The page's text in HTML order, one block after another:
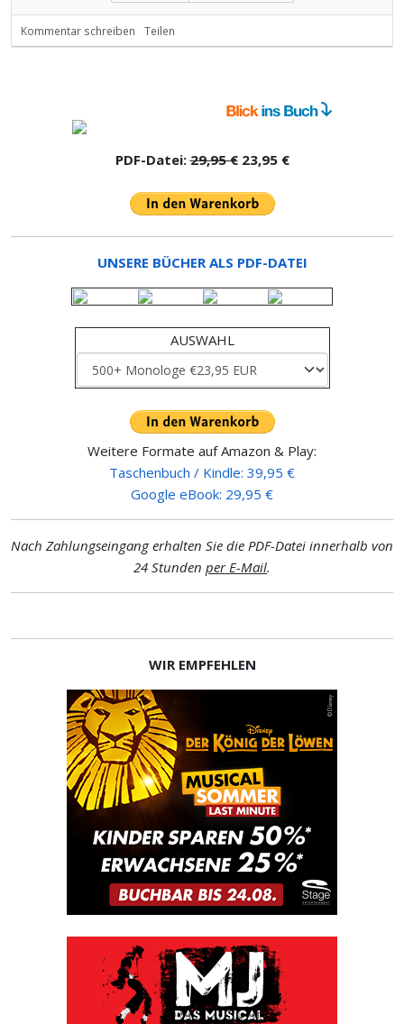
Kommentar schreiben Teilen
PDF-Datei:29,95 €23,95 €
UNSERE BÜCHER ALS PDF-DATEI
AUSWAHL
Weitere Formate auf Amazon & Play:
Taschenbuch / Kindle: 39,95 €
Google eBook: 29,95 €
Nach Zahlungseingang erhalten Sie die PDF-Datei innerhalb von
24 Stunden per E-Mail.
WIR EMPFEHLEN